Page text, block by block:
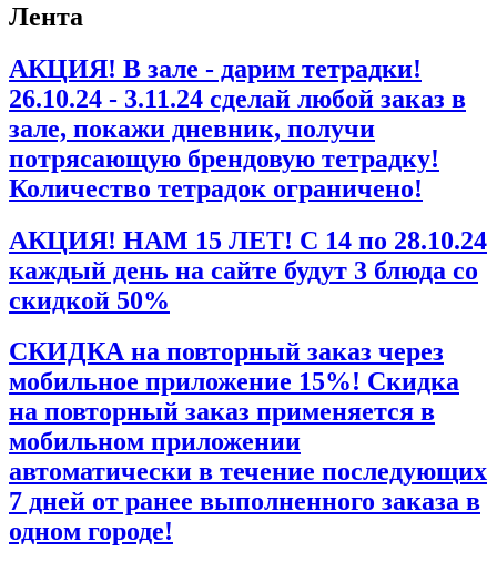
Лента
АКЦИЯ! В зале - дарим тетрадки!
26.10.24 - 3.11.24 сделай любой заказ в
зале, покажи дневник, получи
потрясающую брендовую тетрадку!
Количество тетрадок ограничено!
АКЦИЯ! НАМ 15 ЛЕТ! С 14 по 28.10.24
каждый день на сайте будут 3 блюда со
скидкой 50%
СКИДКА на повторный заказ через
мобильное приложение 15%! Скидка
на повторный заказ применяется в
мобильном приложении
автоматически в течение последующих
7 дней от ранее выполненного заказа в
одном городе!